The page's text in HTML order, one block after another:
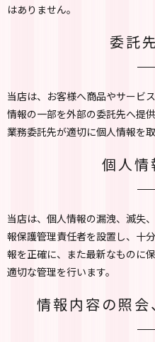
はありません。
委託
当店は、お客様へ商品やサービ
情報の一部を外部の委託先へ提
業務委託先が適切に個人情報を
個人情
当店は、個人情報の漏洩、滅失
報保護管理責任者を設置し、十
報を正確に、また最新なものに
適切な管理を行います。
情報内容の照